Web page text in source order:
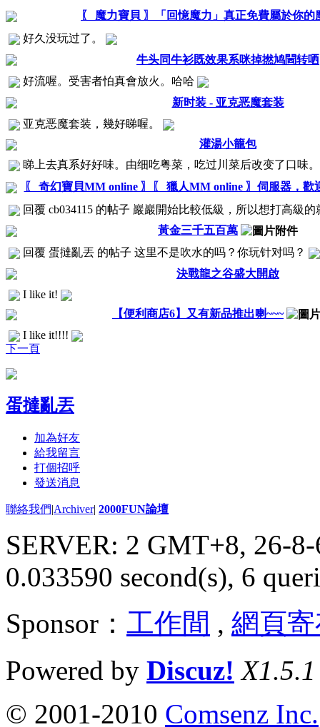
〖 魔力寶貝 〗「回憶魔力」真正免費屬於你的
好久没玩过了。
牛头同牛衫既效果系咪掉撚鸠閪转哂
好流喔。受害者怕真會放火。哈哈
新时装 - 亚克恶魔套装
亚克恶魔套装，幾好睇喔。
灌湯小籠包
睇上去真系好好味。由细吃粤菜，吃过川菜后改变了口味
〖 奇幻寶貝MM online 〗〖 獵人MM online 〗伺服器，歡
回覆 cb034115 的帖子 巖巖開始比較低級，所以想打高級
黃金三千五百萬
回覆 蛋撻亂丟 的帖子 这里不是吹水的吗？你玩针对吗？
決戰龍之谷盛大開啟
I like it!
【便利商店6】又有新品推出喇~~~
I like it!!!!
下一頁
蛋撻亂丟
加為好友
給我留言
打個招呼
發送消息
聯絡我們|Archiver| 2000FUN論壇
SERVER: 2 GMT+8, 26-
0.033590 second(s), 6
Sponsor： 工作間 , 網頁
Powered by Discuz! X1.5.1
© 2001-2010 Comsenz Inc.